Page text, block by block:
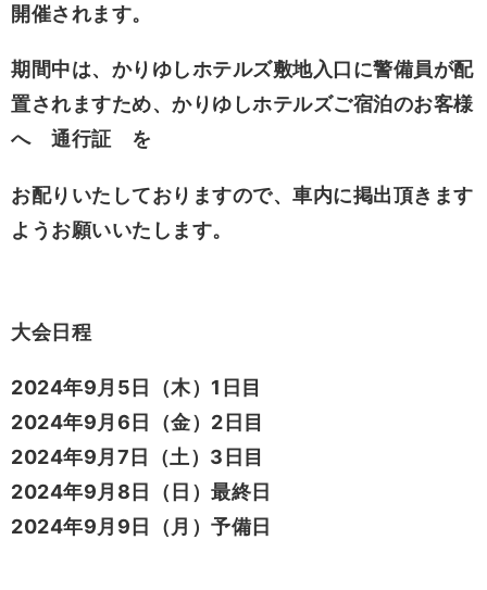
開催されます。
期間中は、かりゆしホテルズ敷地入口に警備員が配
置されますため、かりゆしホテルズご宿泊のお客様
へ 通行証 を
お配りいたしておりますので、車内に掲出頂きます
ようお願いいたします。
大会日程
2024年9月5日（木）1日目
2024年9月6日（金）2日目
2024年9月7日（土）3日目
2024年9月8日（日）最終日
2024年9月9日（月）予備日